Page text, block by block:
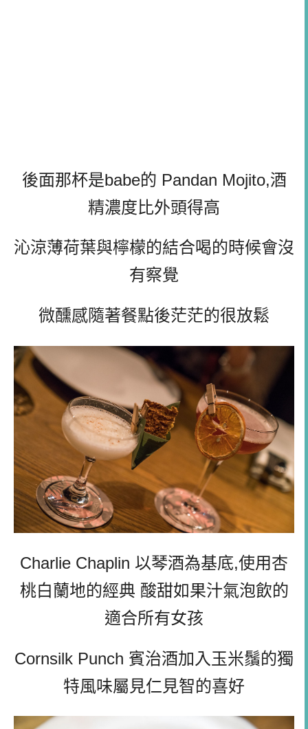
後面那杯是babe的 Pandan Mojito,酒
精濃度比外頭得高
沁涼薄荷葉與檸檬的結合喝的時候會沒
有察覺
微醺感隨著餐點後茫茫的很放鬆
Charlie Chaplin 以琴酒為基底,使用杏
桃白蘭地的經典 酸甜如果汁氣泡飲的
適合所有女孩
Cornsilk Punch 賓治酒加入玉米鬚的獨
特風味屬見仁見智的喜好